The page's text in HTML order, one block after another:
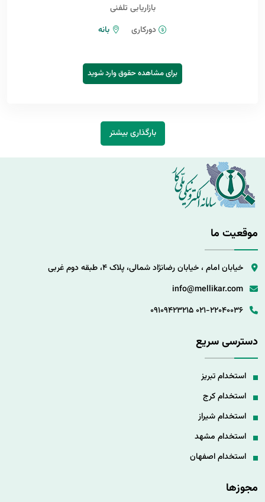
بازاریابی تلفنی
دورکاری
بانه
برای مشاهده حقوق وارد شوید
بارگذاری بیشتر
موقعیت ما
خیابان امام ، خیابان رضانژاد شمالی، پلاک 4، طبقه دوم غربی
info@mellikar.com
021-22040036
09109423215
دسترسی سریع
استخدام تبریز
استخدام کرج
استخدام شیراز
استخدام مشهد
استخدام اصفهان
مجوزها